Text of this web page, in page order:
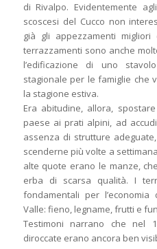
di Rivalpo. Evidentemente
scoscesi del Cucco non
già gli appezzamenti
terrazzamenti sono anche
l’edificazione di uno
stagionale per le famiglie che
la stagione estiva.
Era abitudine, allora,
paese ai prati alpini, ad
assenza di strutture
scenderne più volte a
alte quote erano le manze,
erba di scarsa qualità. I
fondamentali per
Valle: fieno, legname, frutti e
Testimoni narrano che nel
diroccate erano ancora ben